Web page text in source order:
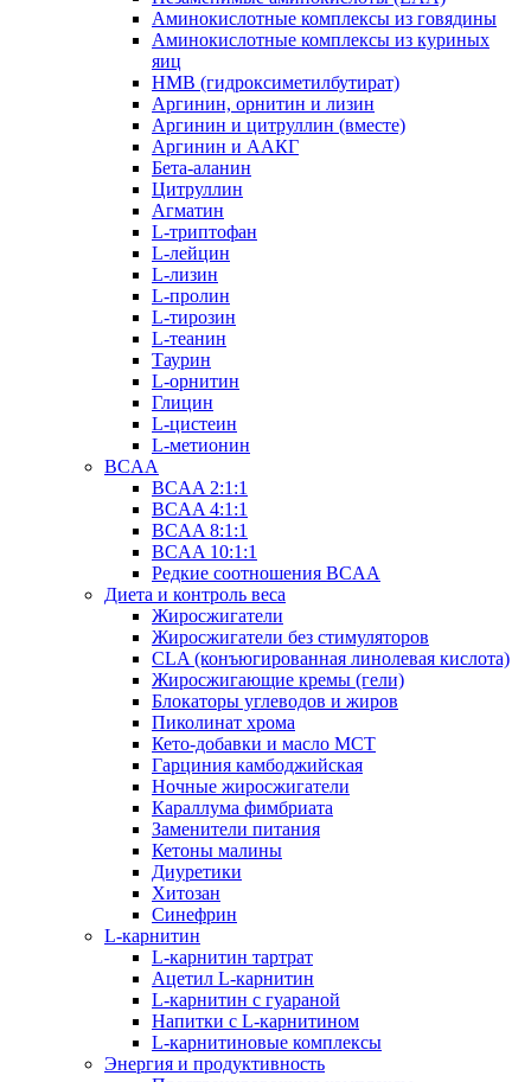
Аминокислотные комплексы из говядины
Аминокислотные комплексы из куриных
яиц
HMB (гидроксиметилбутират)
Аргинин, орнитин и лизин
Аргинин и цитруллин (вместе)
Аргинин и ААКГ
Бета-аланин
Цитруллин
Агматин
L-триптофан
L-лейцин
L-лизин
L-пролин
L-тирозин
L-теанин
Таурин
L-орнитин
Глицин
L-цистеин
L-метионин
BCAA
BCAA 2:1:1
BCAA 4:1:1
BCAA 8:1:1
BCAA 10:1:1
Редкие соотношения BCAA
Диета и контроль веса
Жиросжигатели
Жиросжигатели без стимуляторов
CLA (конъюгированная линолевая кислота)
Жиросжигающие кремы (гели)
Блокаторы углеводов и жиров
Пиколинат хрома
Кето-добавки и масло МСТ
Гарциния камбоджийская
Ночные жиросжигатели
Караллума фимбриата
Заменители питания
Кетоны малины
Диуретики
Хитозан
Синефрин
L-карнитин
L-карнитин тартрат
Ацетил L-карнитин
L-карнитин с гуараной
Напитки c L-карнитином
L-карнитиновые комплексы
Энергия и продуктивность